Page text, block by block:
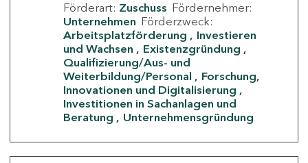
Förderart: Zuschuss Fördernehmer:
Unternehmen Förderzweck:
Arbeitsplatzförderung
Investieren
und Wachsen
Existenzgründung
Qualifizierung/Aus- und
Weiterbildung/Personal
Forschung,
Innovationen und Digitalisierung
Investitionen in Sachanlagen und
Beratung
Unternehmensgründung